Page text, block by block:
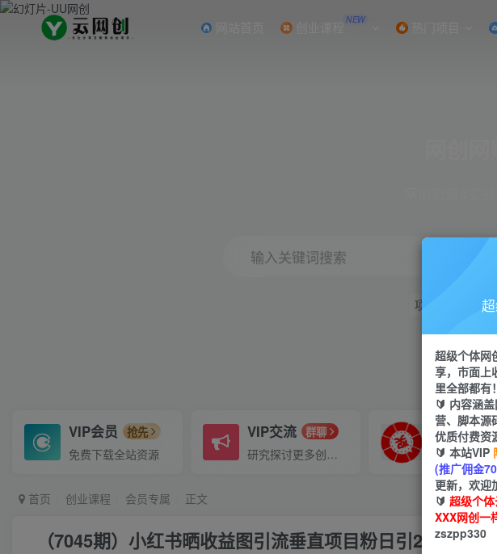
创业课程 NEW 热门项目
输入关键词搜索
项目
VIP会员 抢先
免费下载全站资源
VIP交流 群聊
研究探讨更多创业项目路子。
VIP推广
会员专属推
首页 创业课程 会员专属 正文
（7045期）小红书晒收益图引流垂直项目粉日引200+
超级个体网
享，市面上
里全部都有！
🔰 内容涵
营、脚本源
优质付费资
🔰 本站VIP
(推广佣金
更新，欢迎
🔰 超级个
XXX网创一
zszpp330